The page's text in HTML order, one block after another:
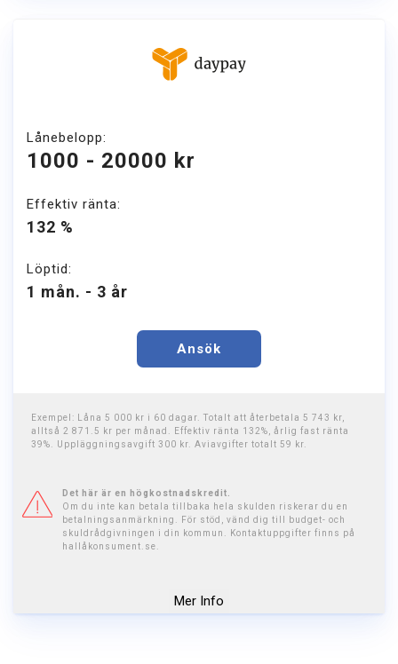
Lånebelopp:
1000 - 20000 kr
Effektiv ränta:
132 %
Löptid:
1 mån. - 3 år
Ansök
Exempel: Låna 5 000 kr i 60 dagar. Totalt att återbetala 5 743 kr,
alltså 2 871.5 kr per månad. Effektiv ränta 132%, årlig fast ränta
39%. Uppläggningsavgift 300 kr. Aviavgifter totalt 59 kr.
Det här är en högkostnadskredit.
Om du inte kan betala tillbaka hela skulden riskerar du en
betalningsanmärkning. För stöd, vänd dig till budget- och
skuldrådgivningen i din kommun. Kontaktuppgifter finns på
hallåkonsument.se.
Mer Info